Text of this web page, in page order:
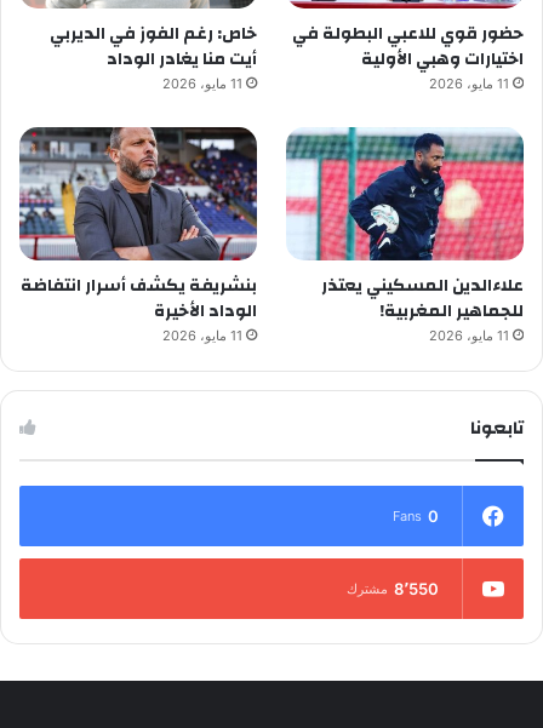
حضور قوي للاعبي البطولة في
اختيارات وهبي الأولية
11 مايو، 2026
خاص: رغم الفوز في الديربي
أيت منا يغادر الوداد
11 مايو، 2026
علاءالدين المسكيني يعتذر
للجماهير المغربية!
11 مايو، 2026
بنشريفة يكشف أسرار انتفاضة
الوداد الأخيرة
11 مايو، 2026
تابعونا
0
Fans
8٬550 مشترك